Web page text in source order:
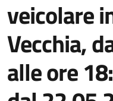
veicolare
Vecchia,
alle ore